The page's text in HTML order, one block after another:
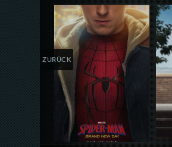
Details,Play
ZURÜCK